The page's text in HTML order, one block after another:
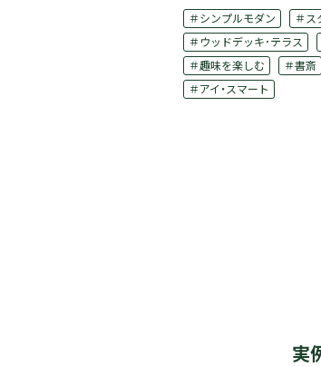
＃シンプルモダン
＃ス
＃ウッドデッキ･テラス
＃趣味を楽しむ
＃書斎
＃アイ・スマート
実